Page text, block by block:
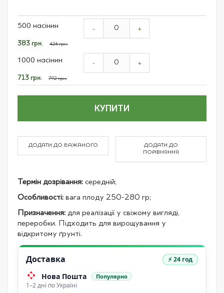
product
500 насінин
Спеціальна
383 грн. 426 грн.
- +
1000 насінин
Спеціальна
ціна
713 грн. 792 грн.
- +
КУПИТИ
ДОДАТИ ДО БАЖАНОГО
ДОДАТИ ДО
ПОРІВНЯННЯ
Термін дозрівання: середній;
Особливості: вага плоду 250-280 гр;
Призначення: для реалізації у свіжому вигляді,
переробки. Підходить для вирощування у
відкритому ґрунті.
Доставка ⚡ 24 год
Нова Пошта Популярно
1–2 дні по Україні